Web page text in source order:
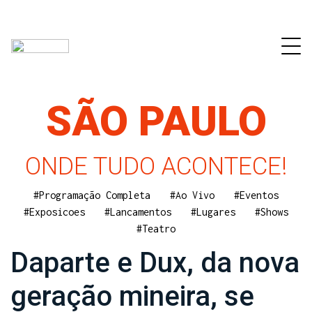
SÃO PAULO
ONDE TUDO ACONTECE!
#Programação Completa #Ao Vivo
#Eventos
#Exposicoes
#Lancamentos #Lugares
#Shows
#Teatro
Daparte e Dux, da nova
geração mineira, se